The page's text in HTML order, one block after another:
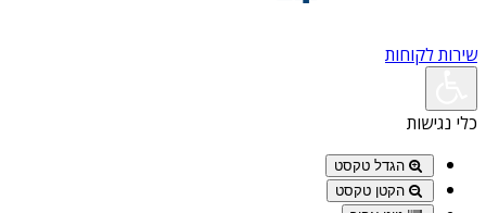
שירות לקוחות
כלי נגישות
הגדל טקסט
הקטן טקסט